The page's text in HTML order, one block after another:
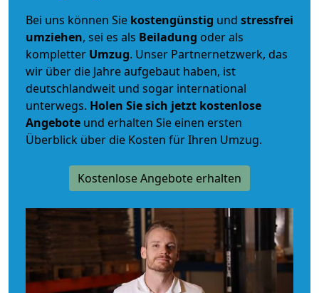
Bei uns können Sie kostengünstig und stressfrei
umziehen, sei es als Beiladung oder als
kompletter Umzug. Unser Partnernetzwerk, das
wir über die Jahre aufgebaut haben, ist
deutschlandweit und sogar international
unterwegs. Holen Sie sich jetzt kostenlose
Angebote und erhalten Sie einen ersten
Überblick über die Kosten für Ihren Umzug.
Kostenlose Angebote erhalten